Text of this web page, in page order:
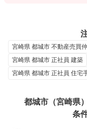
宮崎県 都城市 不動産売買
宮崎県 都城市 正社員 建築
宮崎県 都城市 正社員 住宅
都城市（宮崎県
条